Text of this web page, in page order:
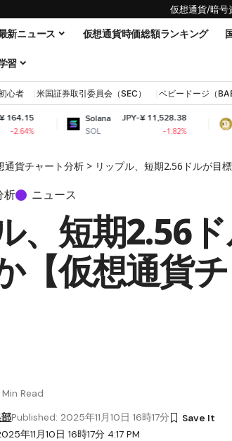
仮想通貨/暗号
新ニュース 仮想通貨時価総額ランキング
習
心者 米国証券取引委員会（SEC） ベビードージ（
JPY-¥ 11,528.38
Dogecoin
通貨チャート分析 > リップル、短期2.56ドルが目
析 ニュース
、短期2.56
【仮想通貨
年11月10日 16時17分 4:17 PM
Published: 2025年11月10日 16時17分
Read